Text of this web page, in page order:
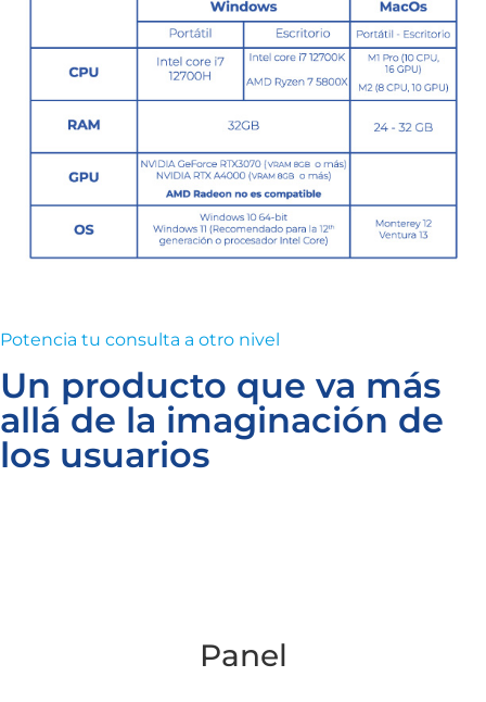
Potencia tu consulta a otro nivel
Un producto que va más
allá de la imaginación de
los usuarios
Panel